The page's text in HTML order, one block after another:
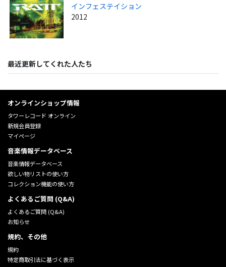
インフェステイション
2012
最近更新してくれた人たち
オンラインショップ情報
タワーレコード オンライン
新規会員登録
マイページ
音楽情報データベース
音楽情報データベース
欲しい物リストの使い方
コレクション機能の使い方
よくあるご質問 (Q&A)
よくあるご質問 (Q&A)
お知らせ
規約、その他
規約
特定商取引法に基づく表示